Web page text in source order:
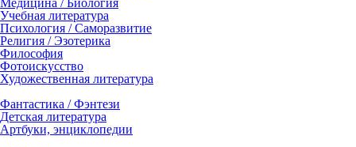
Медицина / Биология
Учебная литература
Психология / Саморазвитие
Религия / Эзотерика
Философия
Фотоискусство
Художественная литература
Фантастика / Фэнтези
Детская литература
Артбуки, энциклопедии